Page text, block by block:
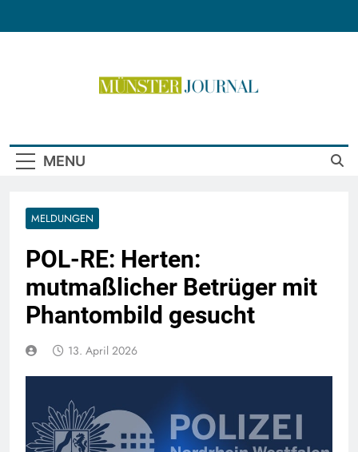
MENU
MELDUNGEN
POL-RE: Herten:
mutmaßlicher Betrüger mit
Phantombild gesucht
13. April 2026